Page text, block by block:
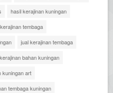
hasil kerajinan kuningan
tembaga
jual kerajinan tembaga
kerajinan bahan kuningan
kuningan art
tembaga kuningan